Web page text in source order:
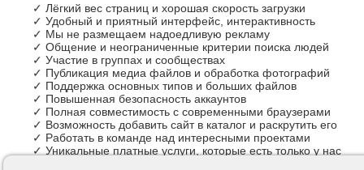
✓ Лёгкий вес страниц и хорошая скорость загрузки
✓ Удобный и приятный интерфейс, интерактивность
✓ Мы не размещаем надоедливую рекламу
✓ Общение и неограниченные критерии поиска людей
✓ Участие в группах и сообществах
✓ Публикация медиа файлов и обработка фотографий
✓ Поддержка основных типов и больших файлов
✓ Повышенная безопасность аккаунтов
✓ Полная совместимость с современными браузерами
✓ Возможность добавить сайт в каталог и раскрутить его
✓ Работать в команде над интересными проектами
✓ Уникальные платные услуги, которые есть только у нас